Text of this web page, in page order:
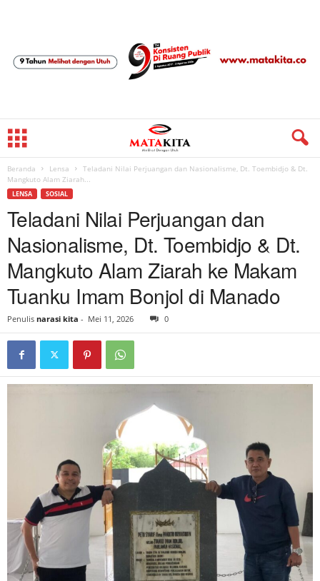
Beranda Lensa
Teladani Nilai Perjuangan dan Nasionalisme, Dt. Toembidjo & Dt.
Mangkuto Alam Ziarah...
LENSA SOSIAL
Teladani Nilai Perjuangan dan
Nasionalisme, Dt. Toembidjo & Dt.
Mangkuto Alam Ziarah ke Makam
Tuanku Imam Bonjol di Manado
Penulis narasi kita - Mei 11, 2026 0